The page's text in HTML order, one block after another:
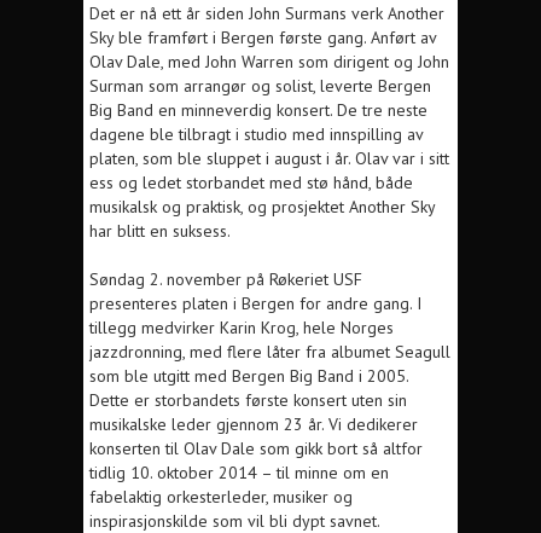
Det er nå ett år siden John Surmans verk Another
Sky ble framført i Bergen første gang. Anført av
Olav Dale, med John Warren som dirigent og John
Surman som arrangør og solist, leverte Bergen
Big Band en minneverdig konsert. De tre neste
dagene ble tilbragt i studio med innspilling av
platen, som ble sluppet i august i år. Olav var i sitt
ess og ledet storbandet med stø hånd, både
musikalsk og praktisk, og prosjektet Another Sky
har blitt en suksess.
Søndag 2. november på Røkeriet USF
presenteres platen i Bergen for andre gang. I
tillegg medvirker Karin Krog, hele Norges
jazzdronning, med flere låter fra albumet Seagull
som ble utgitt med Bergen Big Band i 2005.
Dette er storbandets første konsert uten sin
musikalske leder gjennom 23 år. Vi dedikerer
konserten til Olav Dale som gikk bort så altfor
tidlig 10. oktober 2014 – til minne om en
fabelaktig orkesterleder, musiker og
inspirasjonskilde som vil bli dypt savnet.